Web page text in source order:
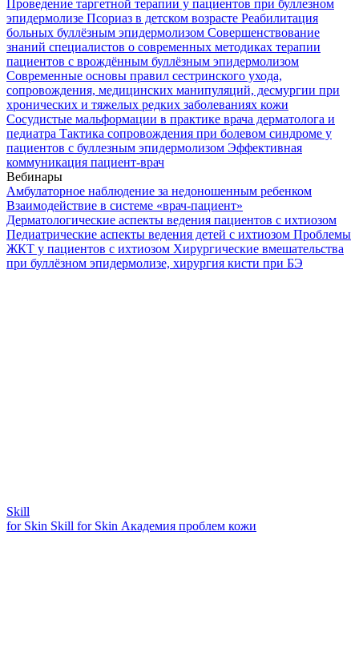
Проведение таргетной терапии у пациентов при буллезном
эпидермолизе Псориаз в детском возрасте Реабилитация
больных буллёзным эпидермолизом Совершенствование
знаний специалистов о современных методиках терапии
пациентов с врождённым буллёзным эпидермолизом
Современные основы правил сестринского ухода,
сопровождения, медицинских манипуляций, десмургии при
хронических и тяжелых редких заболеваниях кожи
Сосудистые мальформации в практике врача дерматолога и
педиатра Тактика сопровождения при болевом синдроме у
пациентов с буллезным эпидермолизом Эффективная
коммуникация пациент-врач
Вебинары
Амбулаторное наблюдение за недоношенным ребенком
Взаимодействие в системе «врач-пациент»
Дерматологические аспекты ведения пациентов с ихтиозом
Педиатрические аспекты ведения детей с ихтиозом Проблемы
ЖКТ у пациентов с ихтиозом Хирургические вмешательства
при буллёзном эпидермолизе, хирургия кисти при БЭ
Skill
for Skin Skill for Skin Академия проблем кожи